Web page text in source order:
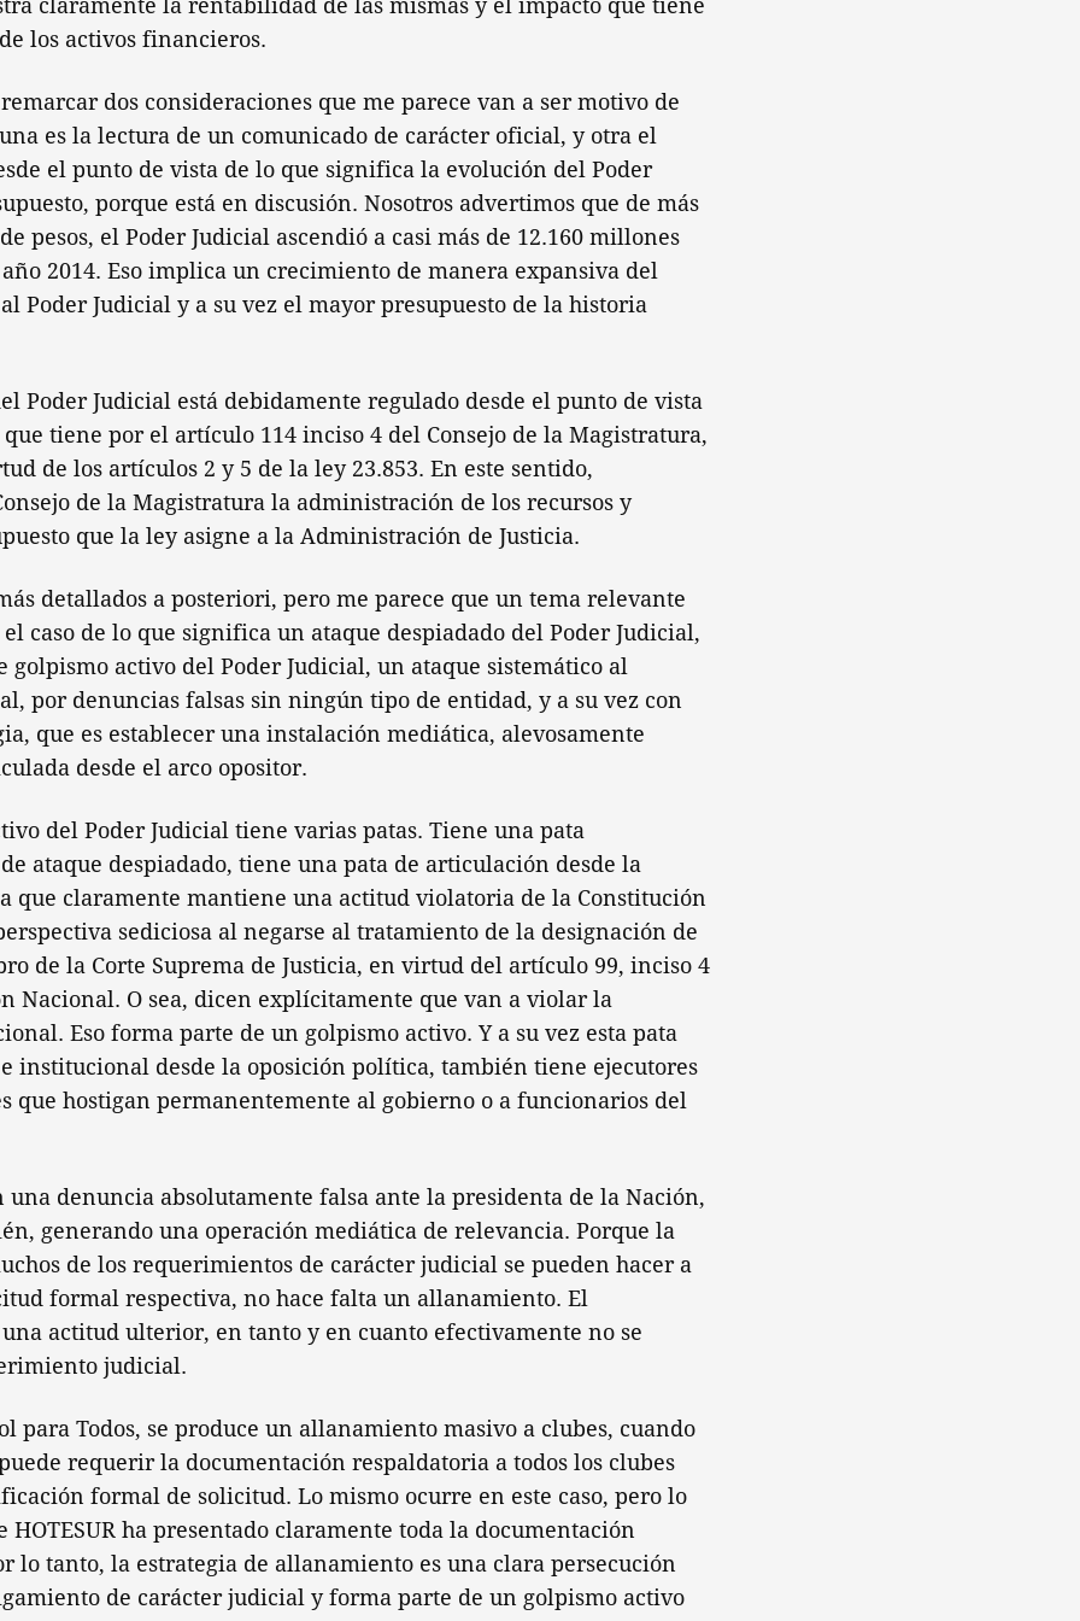
claramente la rentabilidad de las mismas y el impacto que tiene
los activos financieros.
dos consideraciones que me parece van a ser motivo de
es la lectura de un comunicado de carácter oficial, y otra el
el punto de vista de lo que significa la evolución del Poder
porque está en discusión. Nosotros advertimos que de más
pesos, el Poder Judicial ascendió a casi más de 12.160 millones
2014. Eso implica un crecimiento de manera expansiva del
Poder Judicial y a su vez el mayor presupuesto de la historia
Poder Judicial está debidamente regulado desde el punto de vista
tiene por el artículo 114 inciso 4 del Consejo de la Magistratura,
de los artículos 2 y 5 de la ley 23.853. En este sentido,
de la Magistratura la administración de los recursos y
que la ley asigne a la Administración de Justicia.
detallados a posteriori, pero me parece que un tema relevante
caso de lo que significa un ataque despiadado del Poder Judicial,
golpismo activo del Poder Judicial, un ataque sistemático al
por denuncias falsas sin ningún tipo de entidad, y a su vez con
que es establecer una instalación mediática, alevosamente
desde el arco opositor.
del Poder Judicial tiene varias patas. Tiene una pata
ataque despiadado, tiene una pata de articulación desde la
que claramente mantiene una actitud violatoria de la Constitución
sediciosa al negarse al tratamiento de la designación de
de la Corte Suprema de Justicia, en virtud del artículo 99, inciso 4
Nacional. O sea, dicen explícitamente que van a violar la
Eso forma parte de un golpismo activo. Y a su vez esta pata
institucional desde la oposición política, también tiene ejecutores
que hostigan permanentemente al gobierno o a funcionarios del
una denuncia absolutamente falsa ante la presidenta de la Nación,
generando una operación mediática de relevancia. Porque la
de los requerimientos de carácter judicial se pueden hacer a
formal respectiva, no hace falta un allanamiento. El
actitud ulterior, en tanto y en cuanto efectivamente no se
judicial.
para Todos, se produce un allanamiento masivo a clubes, cuando
requerir la documentación respaldatoria a todos los clubes
formal de solicitud. Lo mismo ocurre en este caso, pero lo
HOTESUR ha presentado claramente toda la documentación
lo tanto, la estrategia de allanamiento es una clara persecución
de carácter judicial y forma parte de un golpismo activo